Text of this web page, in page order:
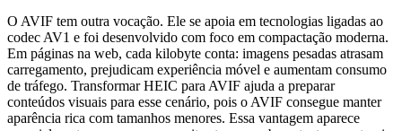
O AVIF tem outra vocação. Ele se apoia em tecnologias ligadas ao
codec AV1 e foi desenvolvido com foco em compactação moderna.
Em páginas na web, cada kilobyte conta: imagens pesadas atrasam
carregamento, prejudicam experiência móvel e aumentam consumo
de tráfego. Transformar HEIC para AVIF ajuda a preparar
conteúdos visuais para esse cenário, pois o AVIF consegue manter
aparência rica com tamanhos menores. Essa vantagem aparece